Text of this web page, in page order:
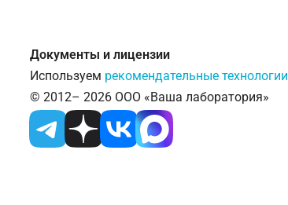
Документы и лицензии
Используем рекомендательные технологии
© 2012– 2026 ООО «Ваша лаборатория»